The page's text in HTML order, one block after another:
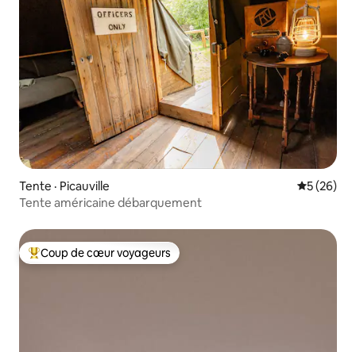
Tente · Picauville Note
5 (26)
Tente américaine débarquement
Coup de cœur voyageurs parmi les plus aimés
Coup de cœur voyageurs